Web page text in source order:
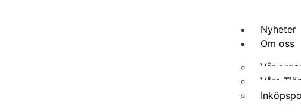
Nyheter
Om oss
Vår
Våra